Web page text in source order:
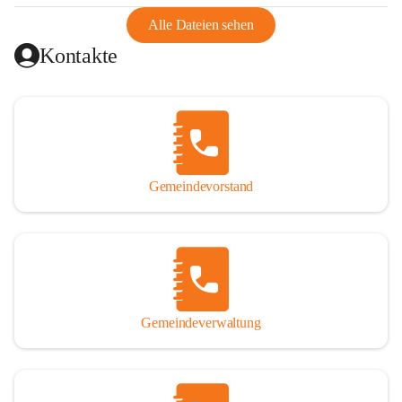
Aus diesem Grund war die Bevölkerung dazu gezwungen,
Schmuggel zu betreiben. Es kam oft zu nächtlichen
Überfällen und Schießereien. Erst mit dem Anschluss des
wirtschaftlich ging es bergauf. Dieser Aufschwung endete
1926. Es folgten Arbeitslosigkeit, Preissteigerung und
Unanbringlichkeit von Produkten. Daher wurde der
Anschluss an das Deutsche Reich begrüßt. Als der Zweite
Weltkrieg ausbrach, schwang die Stimmung um. Es starben
26 Männer an der Front, weitere 16 werden vermisst.
Von 1971 bis 1991 gehörte Wörterberg zur Gemeinde
Ollersdorf. Durch den Einsatz von mehreren Ortsansässigen
wurde Wörterberg 1991 wieder eine eigenständige
Die Gemeinde liegt im Südburgenland im Nordwesten des
Alle Dateien sehen
Kontakte
Gemeindevorstand
Gemeindeverwaltung